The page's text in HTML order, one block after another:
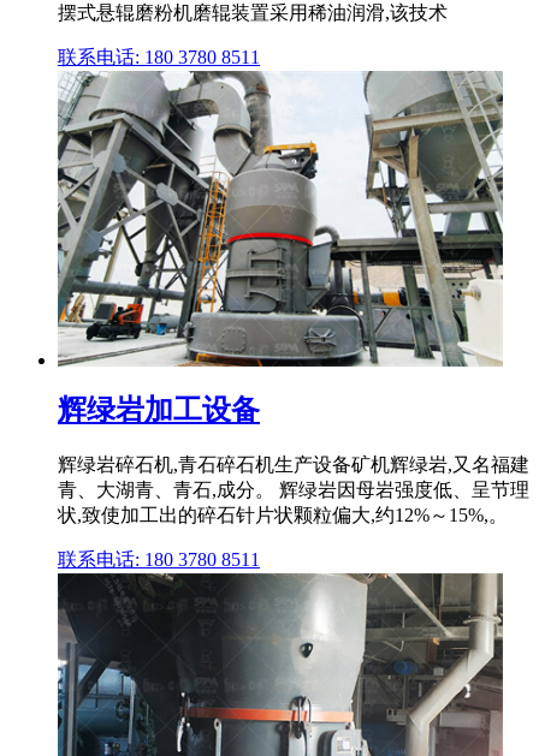
摆式悬辊磨粉机磨辊装置采用稀油润滑,该技术
联系电话: 180 3780 8511
辉绿岩加工设备
辉绿岩碎石机,青石碎石机生产设备矿机辉绿岩,又名福建
青、大湖青、青石,成分。 辉绿岩因母岩强度低、呈节理
状,致使加工出的碎石针片状颗粒偏大,约12%～15%,。
联系电话: 180 3780 8511